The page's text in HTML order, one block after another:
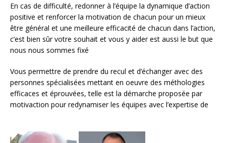
En cas de difficulté, redonner à l’équipe la dynamique d’action
positive et renforcer la motivation de chacun pour un mieux
être général et une meilleure efficacité de chacun dans l’action,
c’est bien sûr votre souhait et vous y aider est aussi le but que
nous nous sommes fixé
Vous permettre de prendre du recul et d’échanger avec des
personnes spécialisées mettant en oeuvre des méthologies
efficaces et éprouvées, telle est la démarche proposée par
motivaction pour redynamiser les équipes avec l’expertise de